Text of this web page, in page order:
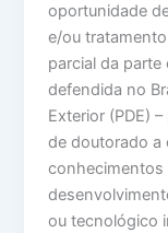
oportunidade
e/ou
parcial da parte
defendida no
Exterior (PDE)
de doutorado a
conhecimentos
ou tecnológico